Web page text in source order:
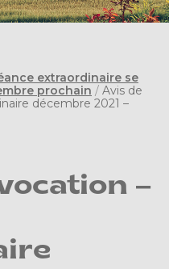
extraordinaire se
prochain / Avis de
décembre 2021 –
–